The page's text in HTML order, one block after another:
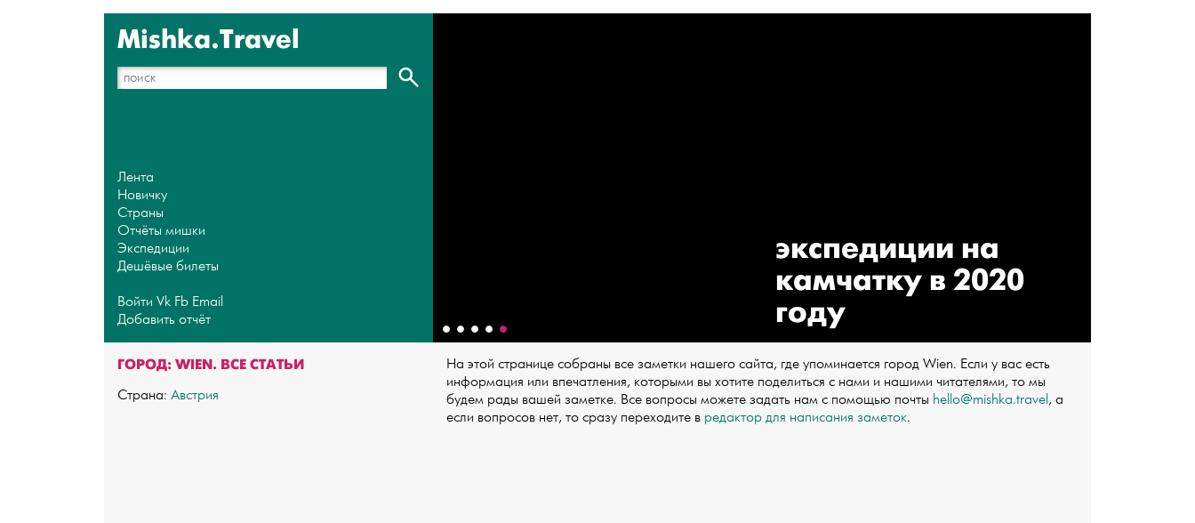
Mishka.Travel
Лента
Новичку
Страны
Отчёты мишки
Экспедиции
Дешёвые билеты
Войти Vk Fb Email
Добавить отчёт
экспедиции на
камчатку в 2020
году
ГОРОД: WIEN. ВСЕ СТАТЬИ
Страна: Австрия
На этой странице собраны все заметки нашего сайта, где упоминается город Wien. Если у вас есть
информация или впечатления, которыми вы хотите поделиться с нами и нашими читателями, то мы
будем рады вашей заметке. Все вопросы можете задать нам с помощью почты hello@mishka.travel, а
если вопросов нет, то сразу переходите в редактор для написания заметок.